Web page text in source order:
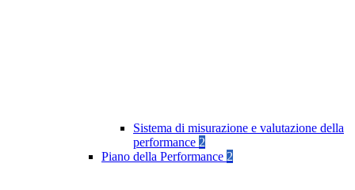
Sistema di misurazione e valutazione della
performance 2
Piano della Performance 2